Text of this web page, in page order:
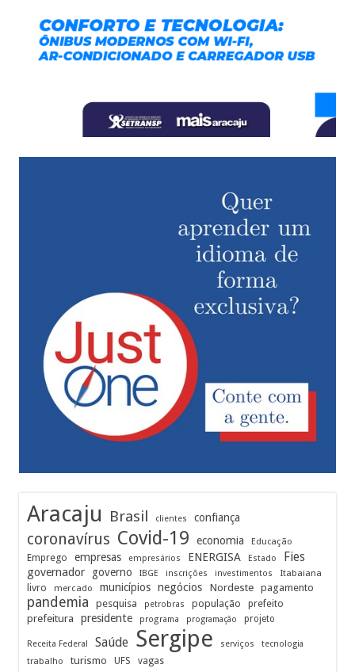
Aracaju Brasil clientes confiança
coronavírus Covid-19 economia Educação
Emprego empresas empresários ENERGISA Estado Fies
governador governo IBGE inscrições investimentos Itabaiana
livro mercado municípios negócios Nordeste pagamento
pandemia pesquisa petrobras população prefeito
prefeitura presidente programa programação projeto
Receita Federal Saúde Sergipe serviços
tecnologia
trabalho
turismo UFS vagas